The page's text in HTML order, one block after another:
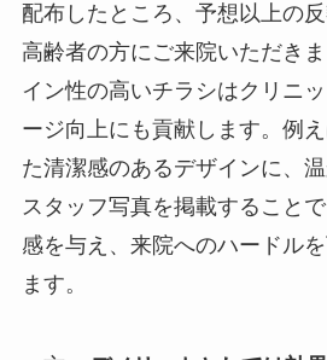
配布したところ、予想以上の
高齢者の方にご来院いただき
イン性の高いチラシはクリニ
ージ向上にも貢献します。例
た清潔感のあるデザインに、
スタッフ写真を掲載すること
感を与え、来院へのハードル
ます。